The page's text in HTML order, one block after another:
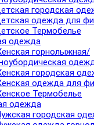
городская
одежда для
Термобелье
одежда
горнолыжная/
городская
одежда для
Термобелье
одежда
городская